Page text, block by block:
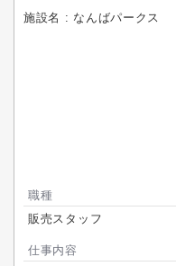
施設名 : なんばパークス
職種
販売スタッフ
仕事内容